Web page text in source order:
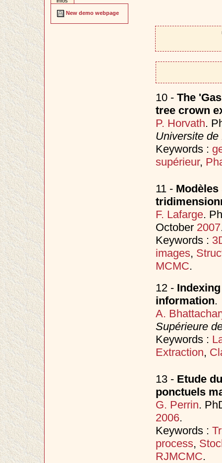
New demo webpage
10 - The
tree crown
P. Horvath.
Universite
Keywords :
supérieur,
11 -
F. Lafarge.
October 2007
Keywords :
images,
MCMC.
12 -
information.
A.
Supérieure
Keywords :
Extraction,
13 - Etude
ponctuels
G. Perrin.
2006.
Keywords :
process,
RJMCMC.